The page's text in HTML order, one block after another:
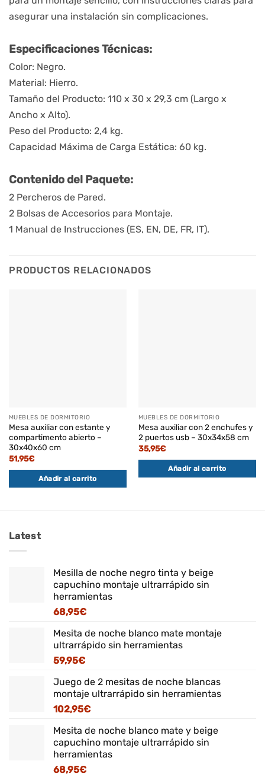
asegurar una instalación sin complicaciones.
Especificaciones Técnicas:
Color: Negro.
Material: Hierro.
Tamaño del Producto: 110 x 30 x 29,3 cm (Largo x
Ancho x Alto).
Peso del Producto: 2,4 kg.
Capacidad Máxima de Carga Estática: 60 kg.
Contenido del Paquete:
2 Percheros de Pared.
2 Bolsas de Accesorios para Montaje.
1 Manual de Instrucciones (ES, EN, DE, FR, IT).
PRODUCTOS RELACIONADOS
MUEBLES DE DORMITORIO
Mesa auxiliar con estante y
compartimento abierto –
30x40x60 cm
51,95€
Añadir al carrito
MUEBLES DE DORMITORIO
Mesa auxiliar con 2 enchufes y
2 puertos usb – 30x34x58 cm
35,95€
Añadir al carrito
Latest
Mesilla de noche negro tinta y beige
capuchino montaje ultrarrápido sin
herramientas
68,95€
Mesita de noche blanco mate montaje
ultrarrápido sin herramientas
59,95€
Juego de 2 mesitas de noche blancas
montaje ultrarrápido sin herramientas
102,95€
Mesita de noche blanco mate y beige
capuchino montaje ultrarrápido sin
herramientas
68,95€